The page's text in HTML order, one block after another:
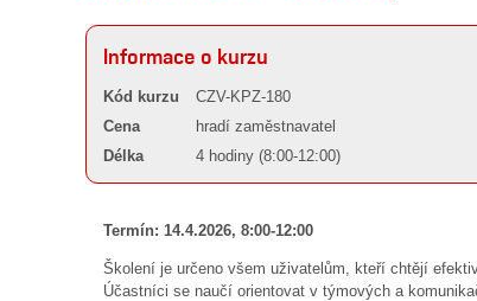
Informace o kurzu
Kód kurzu
CZV-KPZ-180
Cena
hradí zaměstnavatel
Délka
4 hodiny (8:00-12:00)
Termín: 14.4.2026, 8:00-12:00
Školení je určeno všem uživatelům, kteří chtějí
Účastníci se naučí orientovat v týmových a